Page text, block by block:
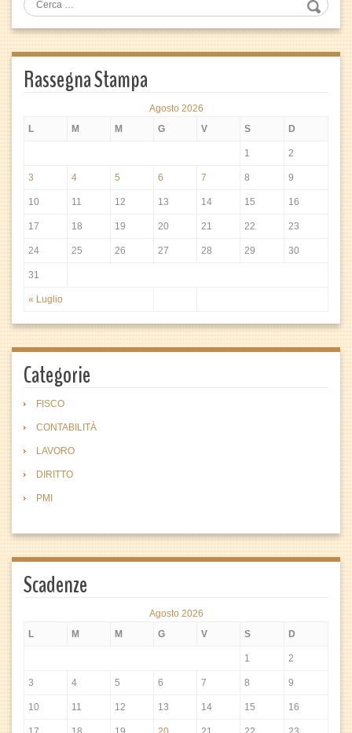
Rassegna Stampa
Agosto 2026
L
M M G V S D
« Luglio
1 2
3 4 5 6 7 8 9
10 11 12 13 14 15 16
17 18 19 20 21 22 23
24 25 26 27 28 29 30
31
Categorie
FISCO
CONTABILITÀ
LAVORO
DIRITTO
PMI
Scadenze
Agosto 2026
L
M M G V S D
1 2
3 4 5 6 7 8 9
10 11 12 13 14 15 16